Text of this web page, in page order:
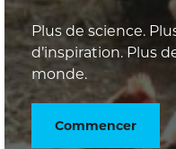
Plus de science.
d’inspiration. Plus
monde.
Commencer